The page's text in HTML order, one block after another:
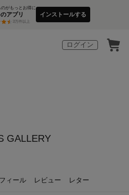
のがもっとお得に
アプリ
3万件以上
インストールする
ログイン
GALLERY
ィール レビュー レター